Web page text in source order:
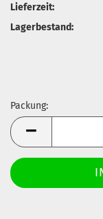
Lieferzeit:
Lagerbestand:
Packung:
Packung